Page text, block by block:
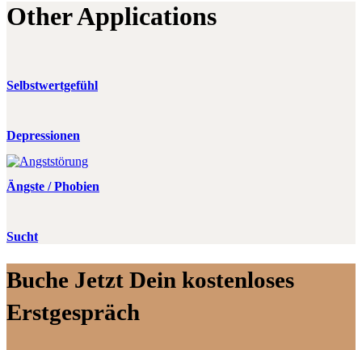
Other Applications
Selbstwertgefühl
Depressionen
Ängste / Phobien
Sucht
Buche Jetzt Dein kostenloses
Erstgespräch